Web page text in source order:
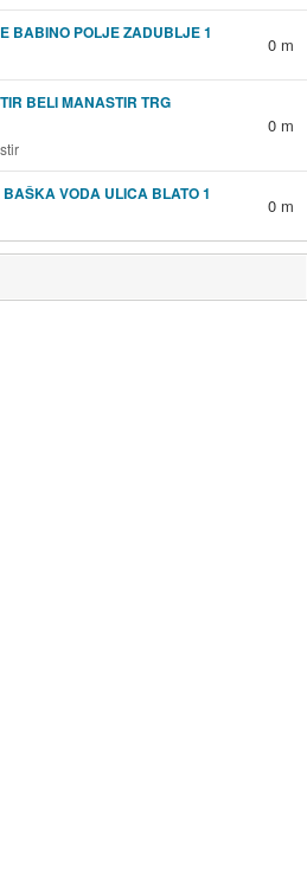
BABINO POLJE ZADUBLJE 1
0 m
BELI MANASTIR TRG
0 m
VODA ULICA BLATO 1
0 m